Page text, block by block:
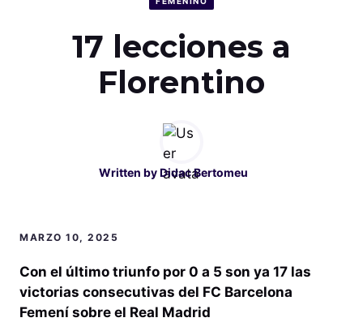
17 lecciones a
Florentino
Written byDidac Bertomeu
MARZO 10, 2025
Con el último triunfo por 0 a 5 son ya 17 las
victorias consecutivas del FC Barcelona
Femení sobre el Real Madrid